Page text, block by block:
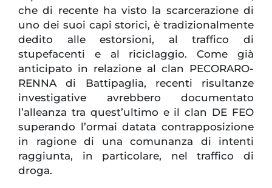
che di recente ha visto la scarcerazione di
uno dei suoi capi storici, è tradizionalmente
dedito alle estorsioni, al traffico di
stupefacenti e al riciclaggio. Come già
anticipato in relazione al clan PECORARO-
RENNA di Battipaglia, recenti risultanze
investigative avrebbero documentato
l’alleanza tra quest’ultimo e il clan DE FEO
superando l’ormai datata contrapposizione
in ragione di una comunanza di intenti
raggiunta, in particolare, nel traffico di
droga.